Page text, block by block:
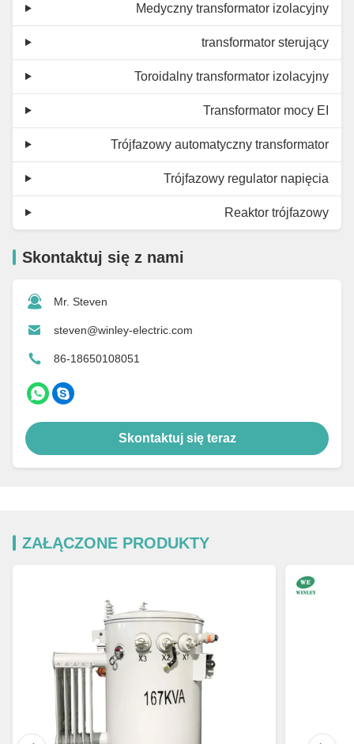
Medyczny transformator izolacyjny
transformator sterujący
Toroidalny transformator izolacyjny
Transformator mocy EI
Trójfazowy automatyczny transformator
Trójfazowy regulator napięcia
Reaktor trójfazowy
Skontaktuj się z nami
Mr. Steven
steven@winley-electric.com
86-18650108051
Skontaktuj się teraz
ZAŁĄCZONE PRODUKTY